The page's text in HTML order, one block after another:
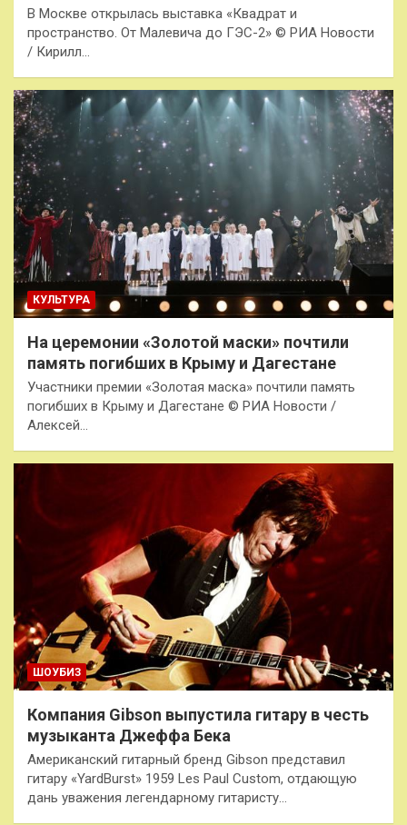
В Москве открылась выставка «Квадрат и
пространство. От Малевича до ГЭС-2» © РИА Новости
/ Кирилл…
КУЛЬТУРА
На церемонии «Золотой маски» почтили
память погибших в Крыму и Дагестане
Участники премии «Золотая маска» почтили память
погибших в Крыму и Дагестане © РИА Новости /
Алексей…
ШОУБИЗ
Компания Gibson выпустила гитару в честь
музыканта Джеффа Бека
Американский гитарный бренд Gibson представил
гитару «YardBurst» 1959 Les Paul Custom, отдающую
дань уважения легендарному гитаристу…